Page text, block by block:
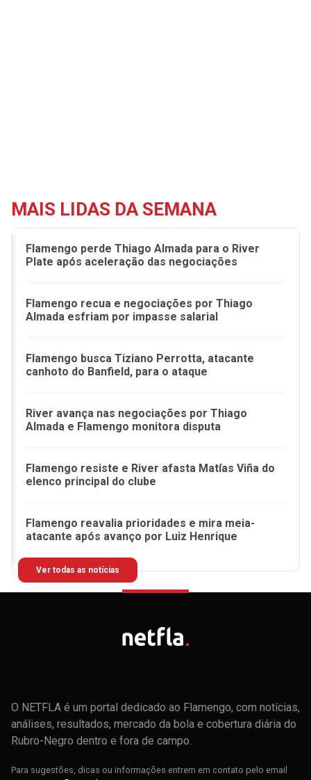
MAIS LIDAS DA SEMANA
Flamengo perde Thiago Almada para o River
Plate após aceleração das negociações
Flamengo recua e negociações por Thiago
Almada esfriam por impasse salarial
Flamengo busca Tiziano Perrotta, atacante
canhoto do Banfield, para o ataque
River avança nas negociações por Thiago
Almada e Flamengo monitora disputa
Flamengo resiste e River afasta Matías Viña do
elenco principal do clube
Flamengo reavalia prioridades e mira meia-
atacante após avanço por Luiz Henrique
Ver todas as notícias
O NETFLA é um portal dedicado ao Flamengo, com notícias,
análises, resultados, mercado da bola e cobertura diária do
Rubro-Negro dentro e fora de campo.
Para sugestões, dicas ou informações entrem em contato pelo email